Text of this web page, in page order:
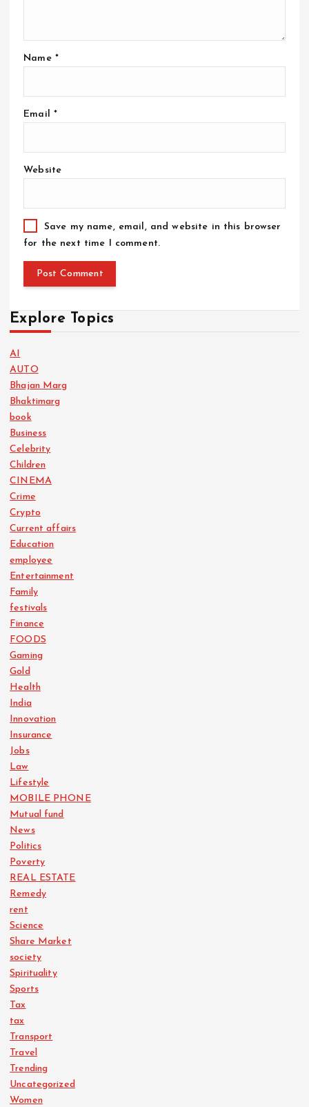
Name *
Email *
Website
Save my name, email, and website in this browser
for the next time I comment.
Explore Topics
AI
AUTO
Bhajan Marg
Bhaktimarg
book
Business
Celebrity
Children
CINEMA
Crime
Crypto
Current affairs
Education
employee
Entertainment
Family
festivals
Finance
FOODS
Gaming
Gold
Health
India
Innovation
Insurance
Jobs
Law
Lifestyle
MOBILE PHONE
Mutual fund
News
Politics
Poverty
REAL ESTATE
Remedy
rent
Science
Share Market
society
Spirituality
Sports
Tax
tax
Transport
Travel
Trending
Uncategorized
Women